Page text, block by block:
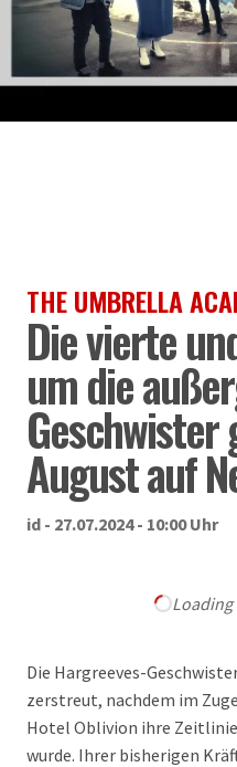
THE UMBRELLA
Die vierte
um die
August auf
id - 27.07.2024 - 10:00 Uhr
Loading
Die Hargreeves-
zerstreut, nachdem im
Hotel Oblivion ihre
wurde. Ihrer bisherigen